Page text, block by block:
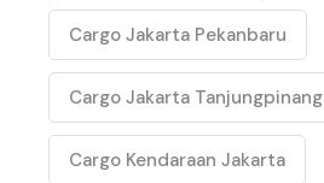
Cargo Jakarta Pekanbaru
Cargo Jakarta Tanjungpinang
Cargo Kendaraan Jakarta